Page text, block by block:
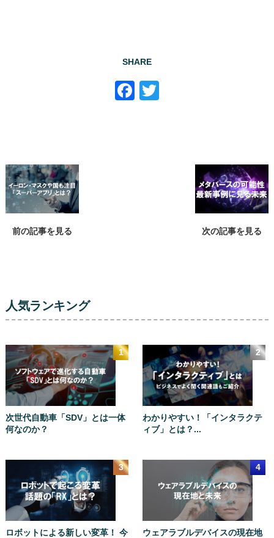
SHARE
Facebook
前の記事を見る 次の記事を見る
人気ランキング
次世代自動車「SDV」とは一体
何なのか？
わかりやすい！「インタラクテ
ィブ」とは？...
ロボットによる新しい変革！ 今
ウェアラブルデバイスの現在地